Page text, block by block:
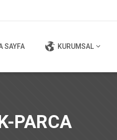
SAYFA KURUMSAL
PARCA